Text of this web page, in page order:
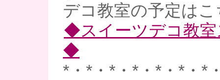
デコ教室の予定はこ
◆スイーツデコ教室
◆
*・*・*・*・*・*・*